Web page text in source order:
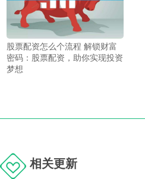
股票配资怎么个流程 解锁财富
密码：股票配资，助你实现投资
梦想
相关更新